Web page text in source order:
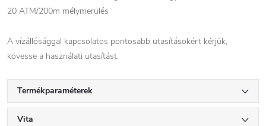
20 ATM/200m mélymerülés
A vízállósággal kapcsolatos pontosabb utasításokért kérjük,
kövesse a használati utasítást.
Termékparaméterek
Vita